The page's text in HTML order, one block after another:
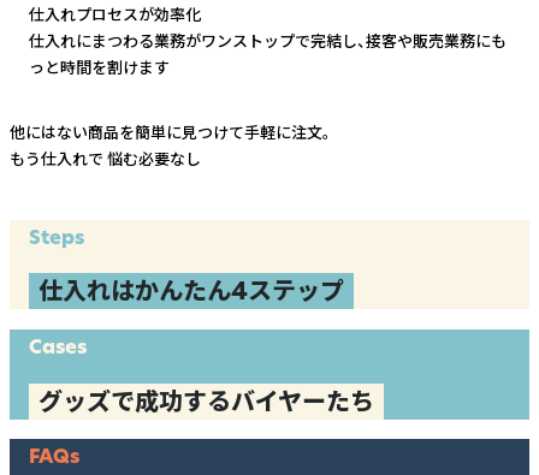
仕入れプロセスが効率化
仕入れにまつわる業務がワンストップで完結し、接客や販売業務にも
っと時間を割けます
他にはない商品を簡単に見つけて手軽に注文。
もう仕入れで 悩む必要なし
Steps
仕入れはかんたん4ステップ
Cases
グッズで成功するバイヤーたち
FAQs